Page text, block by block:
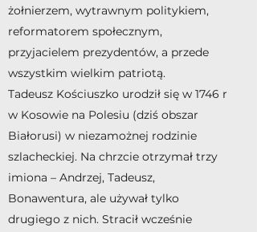
żołnierzem, wytrawnym politykiem,
reformatorem społecznym,
przyjacielem prezydentów, a przede
wszystkim wielkim patriotą.
Tadeusz Kościuszko urodził się w 1746 r
w Kosowie na Polesiu (dziś obszar
Białorusi) w niezamożnej rodzinie
szlacheckiej. Na chrzcie otrzymał trzy
imiona – Andrzej, Tadeusz,
Bonawentura, ale używał tylko
drugiego z nich. Stracił wcześnie